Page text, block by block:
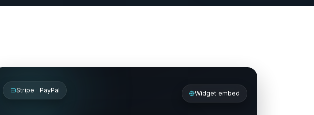
Stripe · PayPal Widget embed